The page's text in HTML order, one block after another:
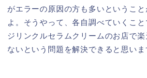
がエラーの原因の方も多いというこ
よ。そうやって、各自調べていくこ
ジリンクルセラムクリームのお店で楽
ないという問題を解決できると思いま